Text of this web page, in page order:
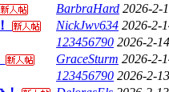
BarbraHard 2026-2-
NickJwv634 2026-2-
123456790 2026-2-14
GraceSturm 2026-2-
123456790 2026-2-13